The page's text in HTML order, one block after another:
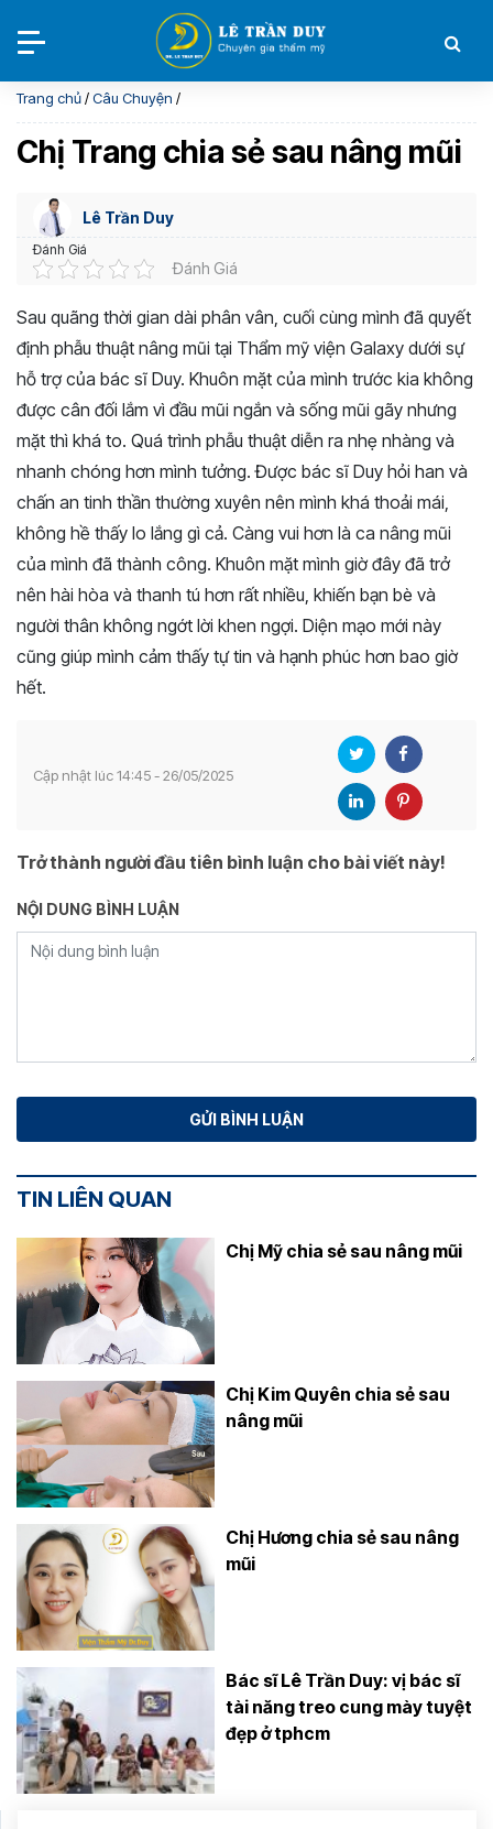
Trang chủ/Câu Chuyện /
Chị Trang chia sẻ sau nâng mũi
Lê Trần Duy
Đánh Giá
Đánh Giá
Sau quãng thời gian dài phân vân, cuối cùng mình đã quyết
định phẫu thuật nâng mũi tại Thẩm mỹ viện Galaxy dưới sự
hỗ trợ của bác sĩ Duy. Khuôn mặt của mình trước kia không
được cân đối lắm vì đầu mũi ngắn và sống mũi gãy nhưng
mặt thì khá to. Quá trình phẫu thuật diễn ra nhẹ nhàng và
nhanh chóng hơn mình tưởng. Được bác sĩ Duy hỏi han và
chấn an tinh thần thường xuyên nên mình khá thoải mái,
không hề thấy lo lắng gì cả. Càng vui hơn là ca nâng mũi
của mình đã thành công. Khuôn mặt mình giờ đây đã trở
nên hài hòa và thanh tú hơn rất nhiều, khiến bạn bè và
người thân không ngớt lời khen ngợi. Diện mạo mới này
cũng giúp mình cảm thấy tự tin và hạnh phúc hơn bao giờ
hết.
Cập nhật lúc 14:45 - 26/05/2025
Trở thành người đầu tiên bình luận cho bài viết này!
NỘI DUNG BÌNH LUẬN
TIN LIÊN QUAN
Chị Mỹ chia sẻ sau nâng mũi
Chị Kim Quyên chia sẻ sau
nâng mũi
Chị Hương chia sẻ sau nâng
mũi
Bác sĩ Lê Trần Duy: vị bác sĩ
tài năng treo cung mày tuyệt
đẹp ở tphcm